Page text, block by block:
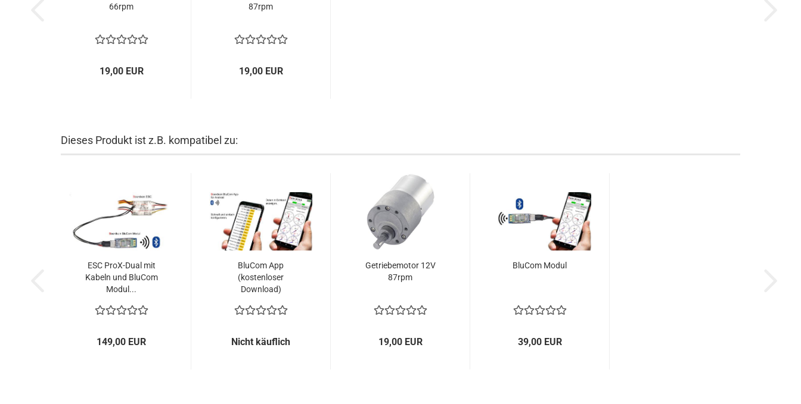
66rpm
19,00 EUR
87rpm
19,00 EUR
Dieses Produkt ist z.B. kompatibel zu:
ESC ProX-Dual mit
Kabeln und BluCom
Modul...
149,00 EUR
BluCom App
(kostenloser
Download)
Nicht käuflich
Getriebemotor 12V
87rpm
19,00 EUR
BluCom Modul
39,00 EUR